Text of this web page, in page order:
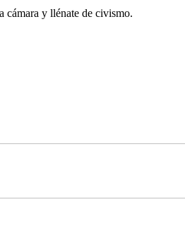
cámara y llénate de civismo.